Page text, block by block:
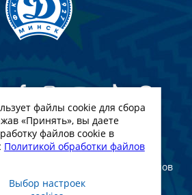
Клуб Динамо-Минск. 2022
использовании материалов
сайт ФК Динамо Минск
обязательна
файлы cookie для сбора
«Принять», вы даете
файлов cookie в
Политикой обработки файлов
Выбор настроек